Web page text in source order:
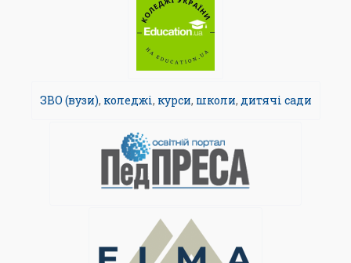
ЗВО (вузи), коледжі, курси, школи, дитячі сади